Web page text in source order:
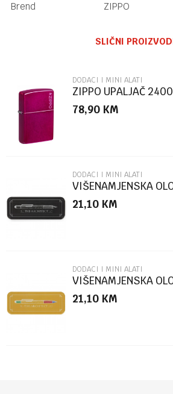
Brend
ZIPPO
Poruka
POŠALJI
SLIČNI
DODACI I MINI ALATI
ZIPPO UPALJAČ
78,90 KM
DODACI I MINI ALATI
VIŠENAMJENSKA
ARCHITECT BLACK BOX
21,10 KM
DODACI I MINI ALATI
VIŠENAMJENSKA
ARCHITECT
21,10 KM